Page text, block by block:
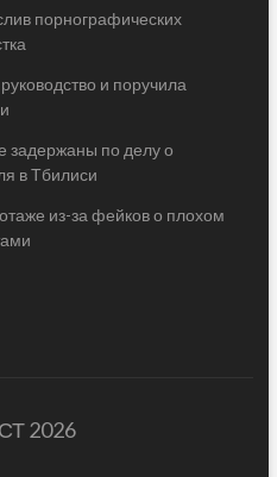
порнографических
и поручила
задержаны по делу о
в Тбилиси
из-за фейков о плохом
2026